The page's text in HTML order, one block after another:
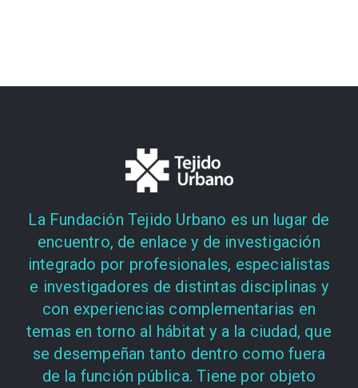
La Fundación Tejido Urbano es un lugar de
encuentro, de enlace y de investigación
integrado por profesionales, especialistas
e investigadores de distintas disciplinas y
con experiencias complementarias en
temas en torno al hábitat y a la ciudad, que
se desempeñan tanto dentro como fuera
de la función pública. Tiene por objeto